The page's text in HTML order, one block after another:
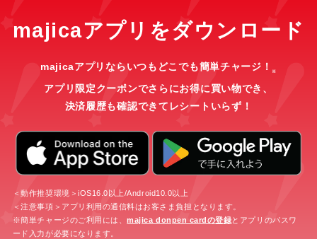
majicaアプリをダウンロード
majicaアプリならいつもどこでも簡単チャージ！ ※
アプリ限定クーポンでさらにお得に買い物でき、
決済履歴も確認できてレシートいらず！
＜動作推奨環境＞iOS16.0以上/Android10.0以上
＜注意事項＞アプリ利用の通信料はお客さま負担となります。
※簡単チャージのご利用には、majica donpen cardの登録とアプリのパスワ
ード入力が必要になります。